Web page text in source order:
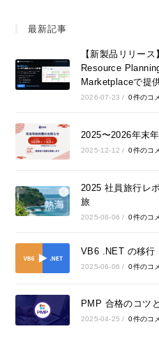
最新記事
【新製品リリー
Resource
Marketplaceで提
2026-07-23 / 0件のコ
2025〜2026年末
2025-12-12 / 0件のコ
2025 社員旅行レ
旅
2025-08-06 / 0件のコ
VB6 .NET の移行
2025-06-06 / 0件のコ
PMP 合格のコツ
2025-04-25 / 0件のコ